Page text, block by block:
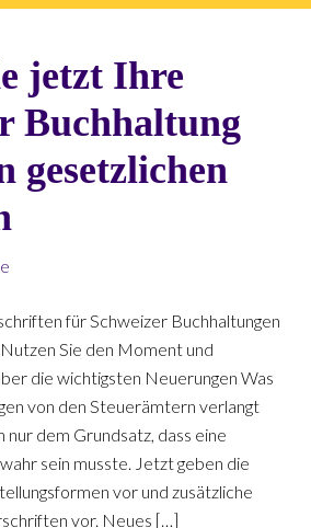
jetzt Ihre
Buchhaltung
gesetzlichen
für Schweizer Buchhaltungen
Sie den Moment und
die wichtigsten Neuerungen Was
von den Steuerämtern verlangt
dem Grundsatz, dass eine
sein musste. Jetzt geben die
vor und zusätzliche
vor. Neues […]